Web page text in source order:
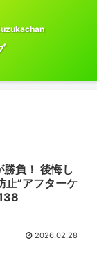
負！ 後悔し
止”アフターケ
2026.02.28